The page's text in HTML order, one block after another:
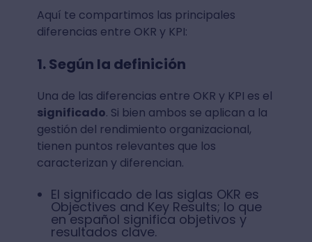
Aquí te compartimos las principales
diferencias entre OKR y KPI:
1. Según la definición
Una de las diferencias entre OKR y KPI es el
significado. Si bien ambos se aplican a la
gestión del rendimiento organizacional,
tienen puntos relevantes que los
caracterizan y diferencian.
El significado de las siglas OKR es
Objectives and Key Results; lo que
en español significa objetivos y
resultados clave.